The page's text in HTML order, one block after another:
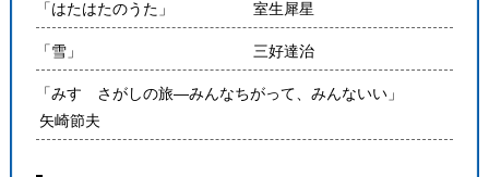
「はたはたのうた」 室生犀星
「雪」 三好達治
「みすゞさがしの旅―みんなちがって、みんないい」
矢崎節夫